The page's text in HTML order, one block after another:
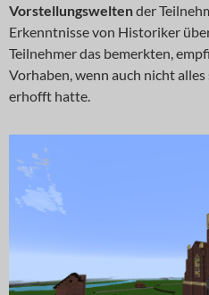
Vorstellungsweltender
Erkenntnisse von Historiker
Teilnehmer das bemerkten,
Vorhaben, wenn auch nicht
erhofft hatte.